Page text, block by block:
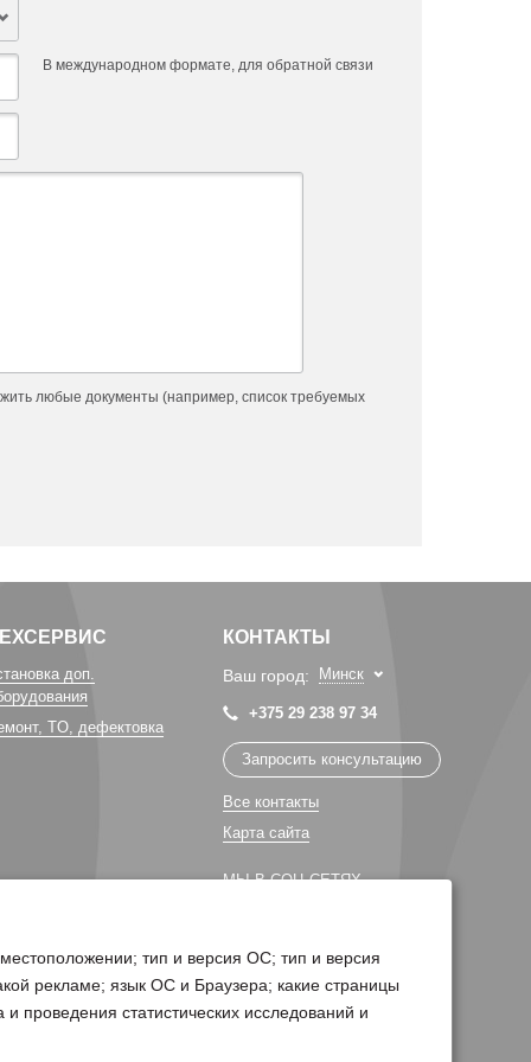
В международном формате, для обратной связи
любые документы (например, список требуемых
доп.
TO, дефектовка
КОНТАКТЫ
Ваш город: Минск
+375 29 238 97 34
Запросить консультацию
Все контакты
Карта сайта
МЫ В СОЦ СЕТЯХ
тип и версия ОС; тип и версия
рекламе; язык ОС и Браузера; какие страницы
проведения статистических исследований и
Поддержка сайта